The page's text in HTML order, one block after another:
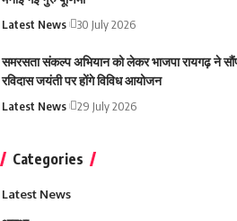
Latest News 30 July 2026
समरसता संकल्प अभियान को लेकर भाजपा रायगढ़ ने
रविदास जयंती पर होंगे विविध आयोजन
Latest News 29 July 2026
Categories
Latest News